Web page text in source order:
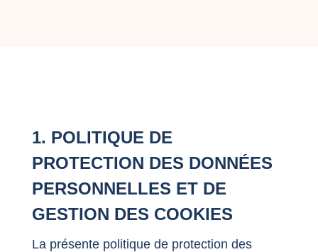
1. POLITIQUE DE
PROTECTION DES DONNÉES
PERSONNELLES ET DE
GESTION DES COOKIES
La présente politique de protection des